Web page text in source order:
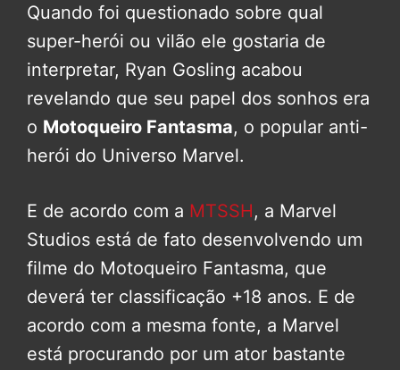
Quando foi questionado sobre qual
super-herói ou vilão ele gostaria de
interpretar, Ryan Gosling acabou
revelando que seu papel dos sonhos era
o Motoqueiro Fantasma, o popular anti-
herói do Universo Marvel.
E de acordo com a MTSSH, a Marvel
Studios está de fato desenvolvendo um
filme do Motoqueiro Fantasma, que
deverá ter classificação +18 anos. E de
acordo com a mesma fonte, a Marvel
está procurando por um ator bastante